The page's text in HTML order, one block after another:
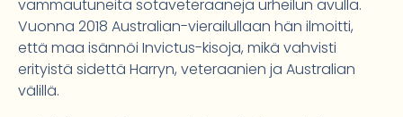
vammautuneita sotaveteraaneja urheilun avulla.
Vuonna 2018 Australian-vierailullaan hän ilmoitti,
että maa isännöi Invictus-kisoja, mikä vahvisti
erityistä sidettä Harryn, veteraanien ja Australian
välillä.